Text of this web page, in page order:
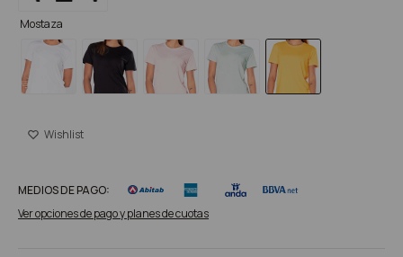
Mostaza
MEDIOS DE PAGO:
Ver opciones de pago y planes de cuotas